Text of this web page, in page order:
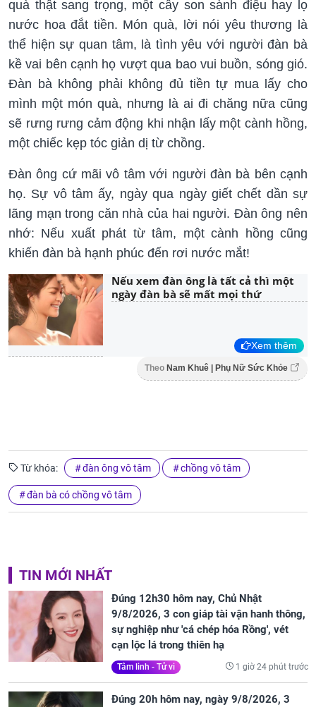
quà thật sang trọng, một cây son sành điệu hay lọ
nước hoa đắt tiền. Món quà, lời nói yêu thương là
thể hiện sự quan tâm, là tình yêu với người đàn bà
kề vai bên cạnh họ vượt qua bao vui buồn, sóng gió.
Đàn bà không phải không đủ tiền tự mua lấy cho
mình một món quà, nhưng là ai đi chăng nữa cũng
sẽ rưng rưng cảm động khi nhận lấy một cành hồng,
một chiếc kẹp tóc giản dị từ chồng.
Đàn ông cứ mãi vô tâm với người đàn bà bên cạnh
họ. Sự vô tâm ấy, ngày qua ngày giết chết dần sự
lãng mạn trong căn nhà của hai người. Đàn ông nên
nhớ: Nếu xuất phát từ tâm, một cành hồng cũng
khiến đàn bà hạnh phúc đến rơi nước mắt!
Nếu xem đàn ông là tất cả thì một
ngày đàn bà sẽ mất mọi thứ
Xem thêm
Theo Nam Khuê | Phụ Nữ Sức Khỏe
Từ khóa: đàn ông vô tâm chồng vô tâm
đàn bà có chồng vô tâm
TIN MỚI NHẤT
Đúng 12h30 hôm nay, Chủ Nhật
9/8/2026, 3 con giáp tài vận hanh thông,
sự nghiệp như 'cá chép hóa Rồng', vét
cạn lộc lá trong thiên hạ
Tâm linh - Tử vi 1 giờ 24 phút trước
Đúng 20h hôm nay, ngày 9/8/2026, 3